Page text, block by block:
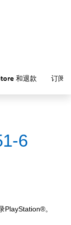
和退款 订阅
6
PlayStation®。